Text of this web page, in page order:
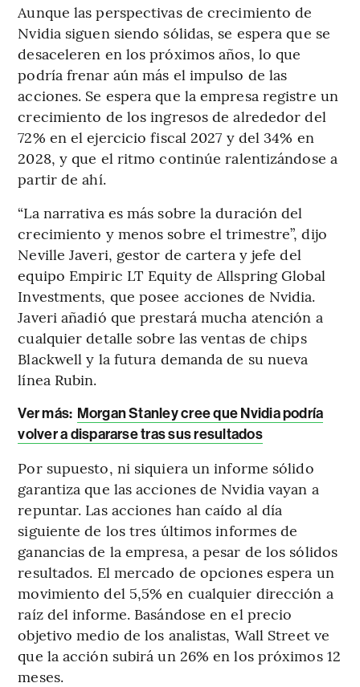
Aunque las perspectivas de crecimiento de
Nvidia siguen siendo sólidas, se espera que se
desaceleren en los próximos años, lo que
podría frenar aún más el impulso de las
acciones. Se espera que la empresa registre un
crecimiento de los ingresos de alrededor del
72% en el ejercicio fiscal 2027 y del 34% en
2028, y que el ritmo continúe ralentizándose a
partir de ahí.
“La narrativa es más sobre la duración del
crecimiento y menos sobre el trimestre”, dijo
Neville Javeri, gestor de cartera y jefe del
equipo Empiric LT Equity de Allspring Global
Investments, que posee acciones de Nvidia.
Javeri añadió que prestará mucha atención a
cualquier detalle sobre las ventas de chips
Blackwell y la futura demanda de su nueva
línea Rubin.
Ver más: Morgan Stanley cree que Nvidia podría
volver a dispararse tras sus resultados
Por supuesto, ni siquiera un informe sólido
garantiza que las acciones de Nvidia vayan a
repuntar. Las acciones han caído al día
siguiente de los tres últimos informes de
ganancias de la empresa, a pesar de los sólidos
resultados. El mercado de opciones espera un
movimiento del 5,5% en cualquier dirección a
raíz del informe. Basándose en el precio
objetivo medio de los analistas, Wall Street ve
que la acción subirá un 26% en los próximos 12
meses.